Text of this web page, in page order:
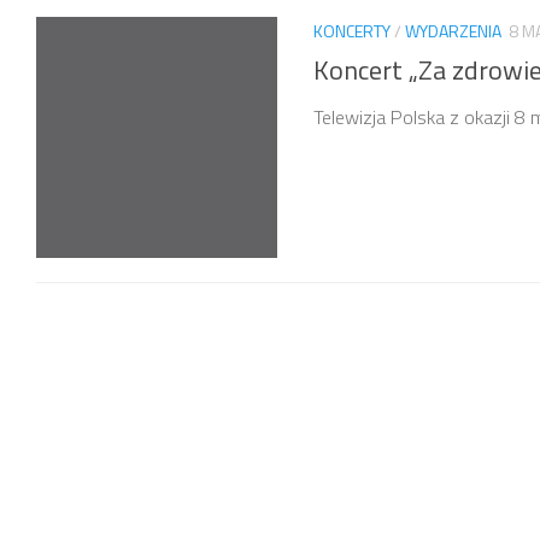
KONCERTY/WYDARZENIA 8
Koncert „Za
Telewizja Polska z okazji 8